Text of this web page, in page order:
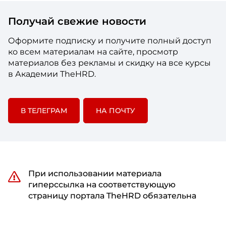
Получай свежие новости
Оформите подписку и получите полный доступ
ко всем материалам на сайте, просмотр
материалов без рекламы и скидку на все курсы
в Академии TheHRD.
В ТЕЛЕГРАМ НА ПОЧТУ
При использовании материала
гиперссылка на соответствующую
страницу портала TheHRD обязательна